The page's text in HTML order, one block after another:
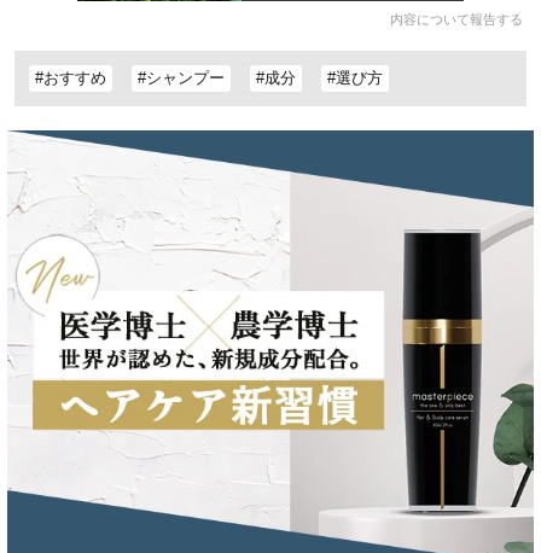
内容について報告する
#おすすめ #シャンプー #成分 #選び方